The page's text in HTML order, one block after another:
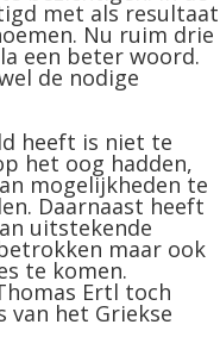
met als resultaat
Nu ruim drie
een beter woord.
de nodige
heeft is niet te
het oog hadden,
mogelijkheden te
Daarnaast heeft
uitstekende
maar ook
te komen.
Ertl toch
van het Griekse